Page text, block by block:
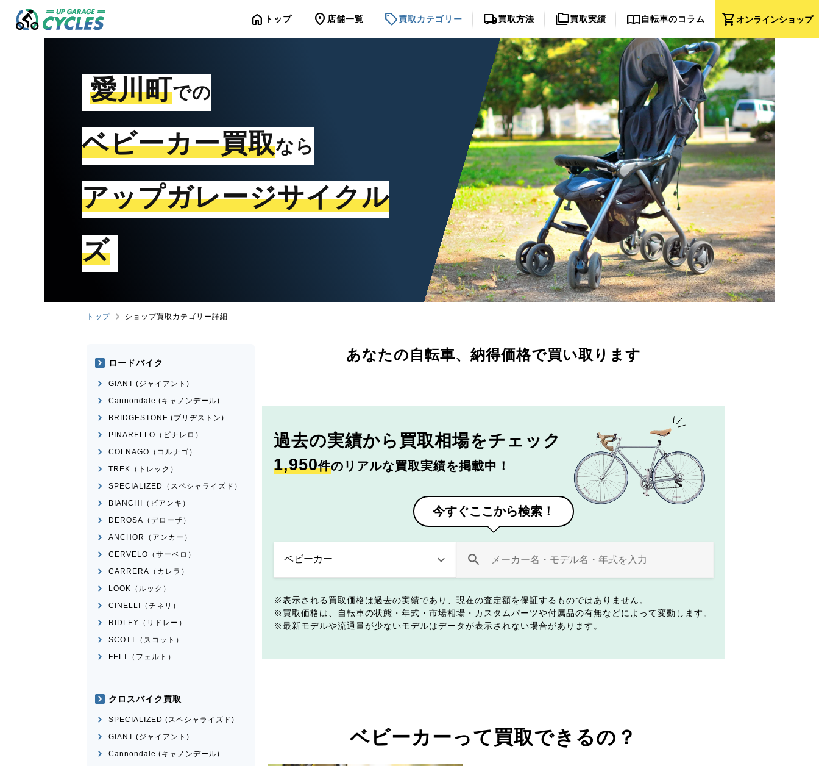
shopping_cartオンラインショップ
home トップ location_on 店舗一覧 sell買取カテゴリー local_shipping買取方法 folder_copy買取実績 import_contacts自転車のコラム
愛川町での
ベビーカー買取なら
アップガレージサイクル
ズ
トップ ショップ買取カテゴリー詳細
あなたの自転車、 納得価格で買い取ります
過去の実績から 買取相場をチェック
1,950件のリアルな買取実績を掲載中！
今すぐここから検索！
表示される買取価格は過去の実績であり、現在の査定額を保証するものではありません。
買取価格は、自転車の状態・年式・市場相場・カスタムパーツや付属品の有無などによって変動します。
最新モデルや流通量が少ないモデルはデータが表示されない場合があります。
ベビーカーって買取できるの？
ロードバイク
GIANT (ジャイアント)
Cannondale (キャノンデール)
BRIDGESTONE (ブリヂストン)
PINARELLO（ピナレロ）
COLNAGO（コルナゴ）
TREK（トレック）
SPECIALIZED（スペシャライズド）
BIANCHI（ビアンキ）
DEROSA（デローザ）
ANCHOR（アンカー）
CERVELO（サーベロ）
CARRERA（カレラ）
LOOK（ルック）
CINELLI（チネリ）
RIDLEY（リドレー）
SCOTT（スコット）
FELT（フェルト）
クロスバイク買取
SPECIALIZED (スペシャライズド)
GIANT (ジャイアント)
Cannondale (キャノンデール)